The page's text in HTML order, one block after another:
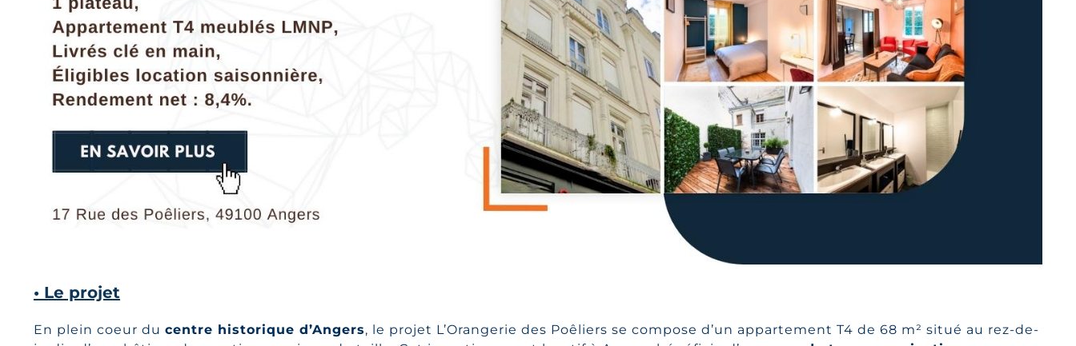
• Le projet
En plein coeur du centre historique d’Angers, le projet L’Orangerie des Poêliers se compose d’un appartement T4 de 68 m² situé au rez-de-